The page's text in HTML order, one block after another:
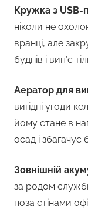
Кружка з USB-
ніколи не
вранці, але
буднів і вип’є
Аератор для
вигідні угоди
йому стане в
осад і
Зовнішній
за родом
поза стінами